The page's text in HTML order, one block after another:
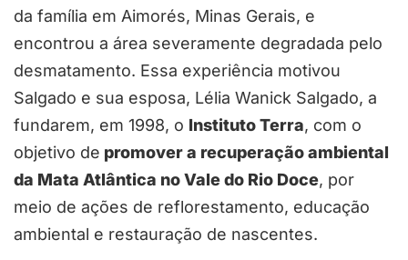
da família em Aimorés, Minas Gerais, e
encontrou a área severamente degradada pelo
desmatamento. Essa experiência motivou
Salgado e sua esposa, Lélia Wanick Salgado, a
fundarem, em 1998, o Instituto Terra, com o
objetivo de promover a recuperação ambiental
da Mata Atlântica no Vale do Rio Doce, por
meio de ações de reflorestamento, educação
ambiental e restauração de nascentes.